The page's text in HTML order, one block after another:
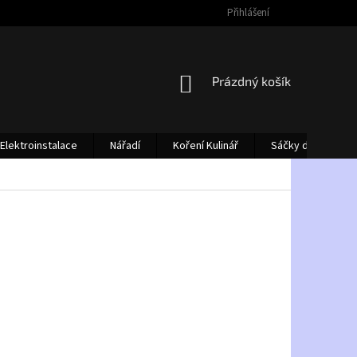
Přihlášení
NÁKUPNÍ
Prázdný košík
Elektroinstalace Nářadí Koření Kulinář
Sáčky do